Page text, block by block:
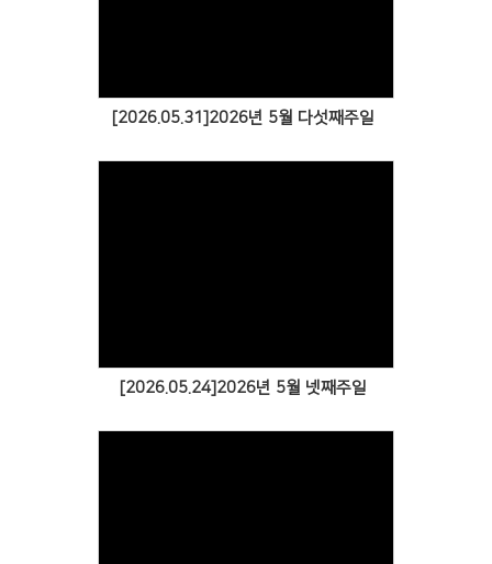
[2026.05.31]2026년 5월 다섯째주일
[2026.05.24]2026년 5월 넷째주일